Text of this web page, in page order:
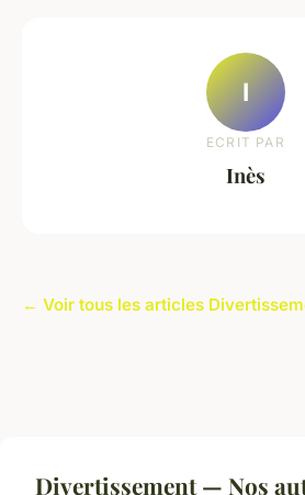
I
ECRIT PAR
Inès
← Voir tous les articles
Divertissement — Nos